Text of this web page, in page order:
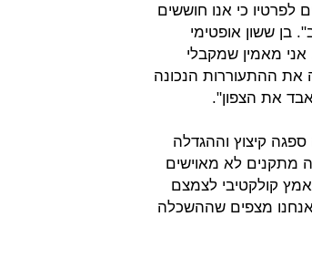
לפרטיו כי אנו חוששים
בן ששון אופטימי
מאמין שמקבלי
את ההתעוררות הנכונה
את הצפון".
קיצוץ וההגדלה
מתקנים לא מאוישים
קולקטיבי לצמצם
אנחנו מצפים שההשכלה